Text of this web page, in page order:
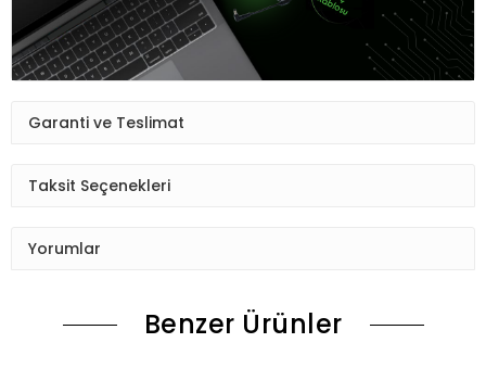
Garanti ve Teslimat
Taksit Seçenekleri
Yorumlar
Benzer Ürünler